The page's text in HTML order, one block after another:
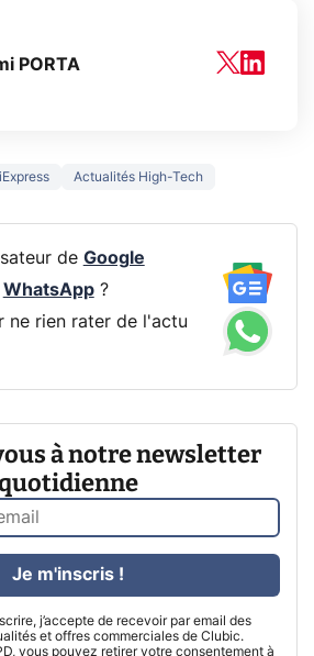
PORTA
Actualités High-Tech
de Google
WhatsApp?
ne rien rater de l'actu
à notre newsletter
j’accepte de recevoir par email des
et offres commerciales de Clubic.
vous pouvez retirer votre consentement à
Je m'inscris !